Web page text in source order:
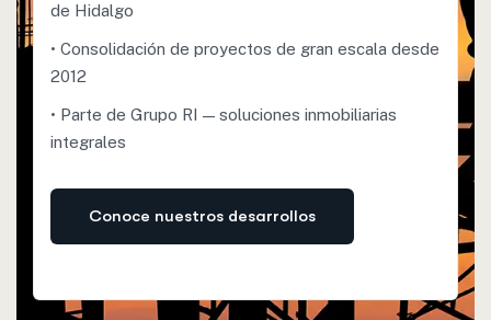
de Hidalgo
• Consolidación de proyectos de gran escala desde
2012
• Parte de Grupo RI — soluciones inmobiliarias
integrales
Conoce nuestros desarrollos